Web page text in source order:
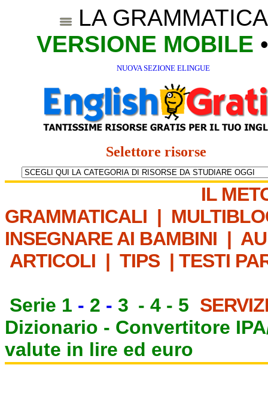
LA
VERSIONE MOBILE
NUOVA SEZIONE ELINGUE
Selettore risorse
IL
GRAMMATICALI |
INSEGNARE AI BAMBINI |
ARTICOLI | TIPS | TESTI
Serie 1 - 2 - 3 - 4 - 5
Dizionario - Convertitore
valute in lire ed euro